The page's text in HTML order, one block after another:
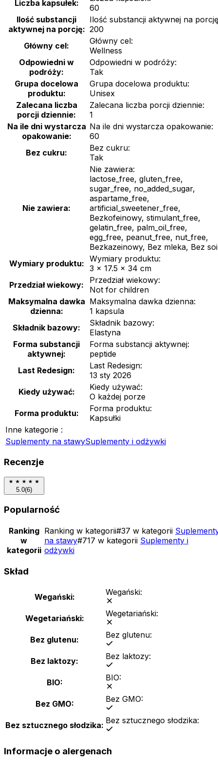
Liczba kapsułek:
60
Ilość substancji
aktywnej na porcję:
Ilość substancji aktywnej na
200
Główny cel:
Główny cel:
Wellness
Odpowiedni w
podróży:
Odpowiedni w podróży:
Tak
Grupa docelowa
produktu:
Grupa docelowa produktu:
Unisex
Zalecana liczba
porcji dziennie:
Zalecana liczba porcji dziennie:
1
Na ile dni wystarcza
opakowanie:
Na ile dni wystarcza opakowanie:
60
Bez cukru:
Bez cukru:
Tak
Nie zawiera:
Nie zawiera:
lactose_free, gluten_free,
sugar_free, no_added_sugar,
aspartame_free,
artificial_sweetener_free,
Bezkofeinowy, stimulant_free,
gelatin_free, palm_oil_free,
egg_free, peanut_free, nut_free,
Bezkazeinowy, Bez mleka, Bez soi
Wymiary produktu: Wymiary produktu:
3 × 17.5 × 34 cm
Przedział wiekowy:
Przedział wiekowy:
Not for children
Maksymalna dawka
dzienna:
Maksymalna dawka dzienna:
1 kapsula
Składnik bazowy:
Składnik bazowy:
Elastyna
Forma substancji
aktywnej:
Forma substancji aktywnej:
peptide
Last Redesign:
Last Redesign:
13 sty 2026
Kiedy używać:
Kiedy używać:
O każdej porze
Forma produktu:
Forma produktu:
Kapsułki
Inne kategorie :
Suplementy na stawySuplementy i odżywki
Recenzje
5.0(6)
Popularność
Ranking
w
kategorii
Ranking w kategorii#37 w kategorii
na stawy#717 w kategorii Suplementy i
odżywki
Skład
Wegański: Wegański:
Wegetariański: Wegetariański:
Bez glutenu: Bez glutenu:
Bez laktozy: Bez laktozy:
BIO: BIO:
Bez GMO: Bez GMO:
Bez sztucznego słodzika: Bez sztucznego słodzika:
Informacje o alergenach